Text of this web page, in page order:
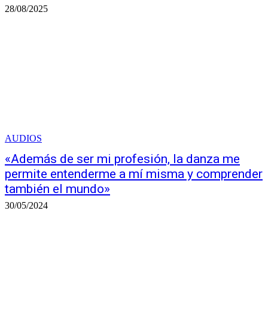
28/08/2025
AUDIOS
«Además de ser mi profesión, la danza me
permite entenderme a mí misma y comprender
también el mundo»
30/05/2024